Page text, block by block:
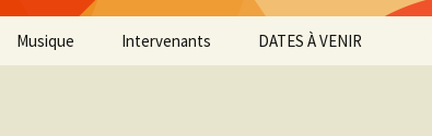
Musique Intervenants DATES À VENIR